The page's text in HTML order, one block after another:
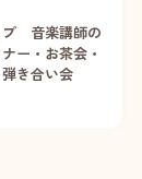
プ 音楽講師の
ー・お茶会・
き合い会